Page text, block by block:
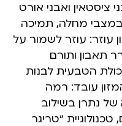
ציסטאין ואבני אורט
מחלה, תמיכה
עוזר: עוזר לשמור על
תאבון ותורם
הטבעית לבנות
עובד: רמה
נתרן בשילוב
דגים, טכנולוגיית “טריגר